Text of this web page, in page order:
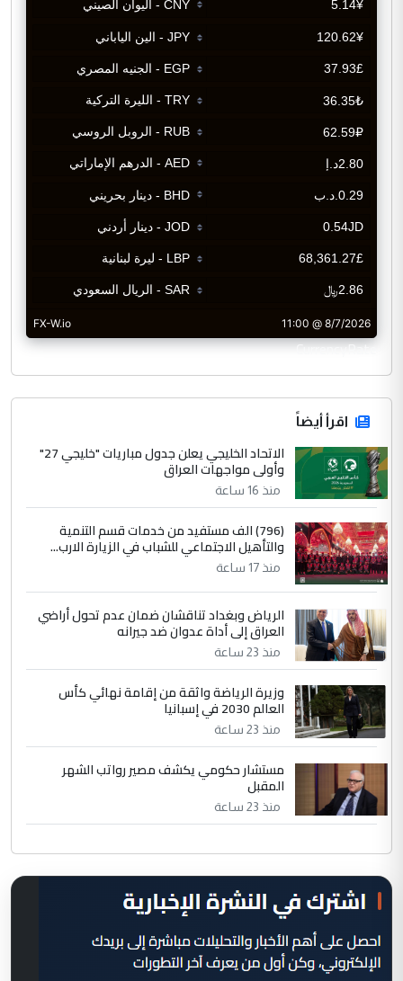
CurrencyRate
اقرأ أيضاً
الاتحاد الخليجي يعلن جدول مباريات "خليجي 27"
وأولى مواجهات العراق
منذ 16 ساعة
(796) الف مستفيد من خدمات قسم التنمية
والتأهيل الاجتماعي للشباب في الزيارة الارب...
منذ 17 ساعة
الرياض وبغداد تناقشان ضمان عدم تحول أراضي
العراق إلى أداة عدوان ضد جيرانه
منذ 23 ساعة
وزيرة الرياضة واثقة من إقامة نهائي كأس
العالم 2030 في إسبانيا
منذ 23 ساعة
مستشار حكومي يكشف مصير رواتب الشهر
المقبل
منذ 23 ساعة